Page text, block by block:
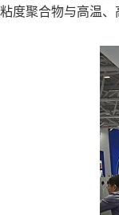
粘度聚合物与高温